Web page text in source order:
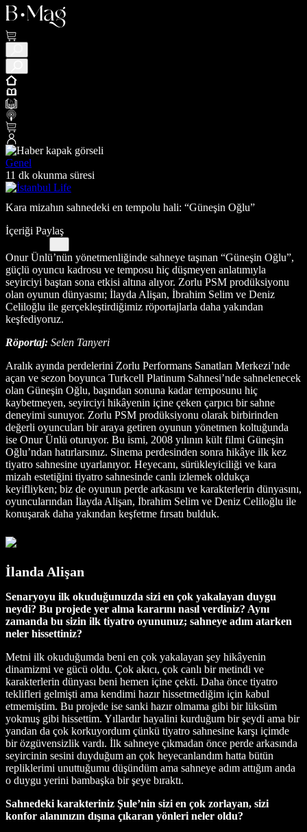
Genel
11 dk okunma süresi
Kara mizahın sahnedeki en tempolu hali: “Güneşin Oğlu”
İçeriği Paylaş
Onur Ünlü’nün yönetmenliğinde sahneye taşınan “Güneşin Oğlu”,
güçlü oyuncu kadrosu ve temposu hiç düşmeyen anlatımıyla
seyirciyi baştan sona etkisi altına alıyor. Zorlu PSM prodüksiyonu
olan oyunun dünyasını; İlayda Alişan, İbrahim Selim ve Deniz
Celiloğlu ile gerçekleştirdiğimiz röportajlarla daha yakından
keşfediyoruz.
Röportaj: Selen Tanyeri
Aralık ayında perdelerini Zorlu Performans Sanatları Merkezi’nde
açan ve sezon boyunca Turkcell Platinum Sahnesi’nde sahnelenecek
olan Güneşin Oğlu, başından sonuna kadar temposunu hiç
kaybetmeyen, seyirciyi hikâyenin içine çeken çarpıcı bir sahne
deneyimi sunuyor. Zorlu PSM prodüksiyonu olarak birbirinden
değerli oyuncuları bir araya getiren oyunun yönetmen koltuğunda
ise Onur Ünlü oturuyor. Bu ismi, 2008 yılının kült filmi Güneşin
Oğlu’ndan hatırlarsınız. Sinema perdesinden sonra hikâye ilk kez
tiyatro sahnesine uyarlanıyor. Heyecanı, sürükleyiciliği ve kara
mizah estetiğini tiyatro sahnesinde canlı izlemek oldukça
keyifliyken; biz de oyunun perde arkasını ve karakterlerin dünyasını,
oyuncularından İlayda Alişan, İbrahim Selim ve Deniz Celiloğlu ile
konuşarak daha yakından keşfetme fırsatı bulduk.
İlanda Alişan
Senaryoyu ilk okuduğunuzda sizi en çok yakalayan duygu
neydi? Bu projede yer alma kararını nasıl verdiniz? Aynı
zamanda bu sizin ilk tiyatro oyununuz; sahneye adım atarken
neler hissettiniz?
Metni ilk okuduğumda beni en çok yakalayan şey hikâyenin
dinamizmi ve gücü oldu. Çok akıcı, çok canlı bir metindi ve
karakterlerin dünyası beni hemen içine çekti. Daha önce tiyatro
teklifleri gelmişti ama kendimi hazır hissetmediğim için kabul
etmemiştim. Bu projede ise sanki hazır olmama gibi bir lüksüm
yokmuş gibi hissettim. Yıllardır hayalini kurduğum bir şeydi ama bir
yandan da çok korkuyordum çünkü tiyatro sahnesine karşı içimde
bir özgüvensizlik vardı. İlk sahneye çıkmadan önce perde arkasında
seyircinin sesini duyduğum an çok heyecanlandım hatta bütün
repliklerimi unuttuğumu düşündüm ama sahneye adım attığım anda
o duygu yerini bambaşka bir şeye bıraktı.
Sahnedeki karakteriniz Şule’nin sizi en çok zorlayan, sizi
konfor alanınızın dışına çıkaran yönleri neler oldu?